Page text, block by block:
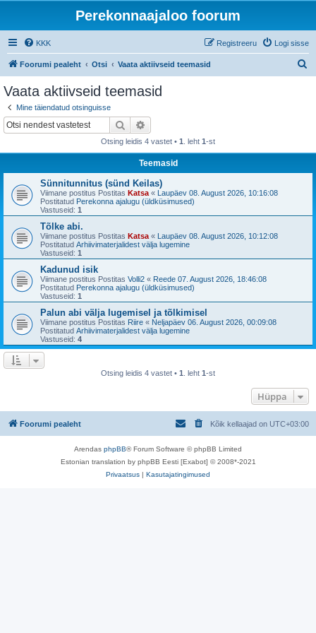
Perekonnaajaloo foorum
KKK Logi sisse
Registreeru
Foorumi pealeht Otsi Vaata aktiivseid teemasid
Vaata aktiivseid teemasid
Mine täiendatud otsinguisse
Otsi
Otsing leidis 4 vastet • 1 . leht 1-st
Teemasid
Sünnitunnitus (sünd Keilas)
Viimane postitus Postitas Katsa « Laupäev 08. August 2026, 10:16:08
Postitatud Perekonna ajalugu (üldküsimused)
Vastuseid: 1
Tõlke abi.
Viimane postitus Postitas Katsa « Laupäev 08. August 2026, 10:12:08
Postitatud Arhiivimaterjalidest välja lugemine
Vastuseid: 1
Kadunud isik
Viimane postitus Postitas Volli2 « Reede 07. August 2026, 18:46:08
Postitatud Perekonna ajalugu (üldküsimused)
Vastuseid: 1
Palun abi välja lugemisel ja tõlkimisel
Viimane postitus Postitas Riire « Neljapäev 06. August 2026, 00:09:08
Postitatud Arhiivimaterjalidest välja lugemine
Vastuseid: 4
Otsing leidis 4 vastet • 1 . leht 1-st
Hüppa
Foorumi pealeht Kõik kellaajad on UTC+03:00
Arendas phpBB® Forum Software © phpBB Limited
Estonian translation by phpBB Eesti [Exabot] © 2008*-2021
Privaatsus | Kasutajatingimused